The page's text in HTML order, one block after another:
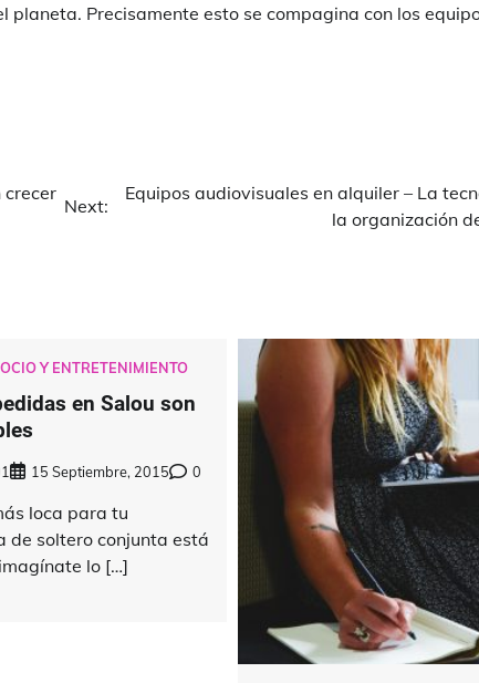
Precisamente esto se compagina con los
crecer
Next:
Equipos audiovisuales en alquiler – La
la organización
OCIO Y ENTRETENIMIENTO
en Salou son
15 Septiembre, 2015 0
loca para tu
de soltero conjunta está
lo […]